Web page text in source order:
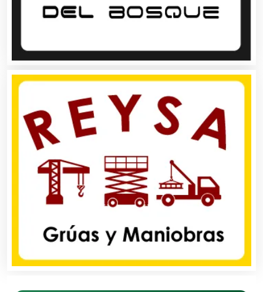
Carpinterías
Centros Comerciales
Centros de Espectáculos
Centros de Nutrición